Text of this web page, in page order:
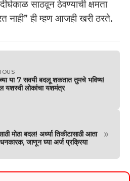
साठवून ठेवण्याची क्षमता
नाही” ही म्हण आजही खरी ठरते.
या 7 सवयी बदलू शकतात तुमचे भविष्य!
यशस्वी लोकांचा यशमंत्र
मोठा बदल! अर्ध्या तिकीटासाठी आता
जाणून घ्या अर्ज प्रक्रिया
»